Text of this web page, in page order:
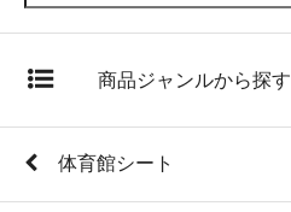
商品ジャンルから探す
体育館シート